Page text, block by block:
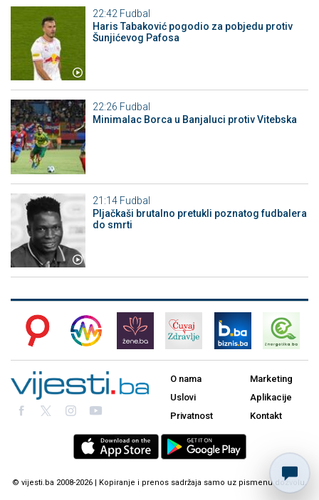
22:42 Fudbal
Haris Tabaković pogodio za pobjedu protiv
Šunjićevog Pafosa
22:26 Fudbal
Minimalac Borca u Banjaluci protiv Vitebska
21:14 Fudbal
Pljačkaši brutalno pretukli poznatog fudbalera
do smrti
O nama
Uslovi
Privatnost
Marketing
Aplikacije
Kontakt
© vijesti.ba 2008-2026 | Kopiranje i prenos sadržaja samo uz pismenu dozvolu.